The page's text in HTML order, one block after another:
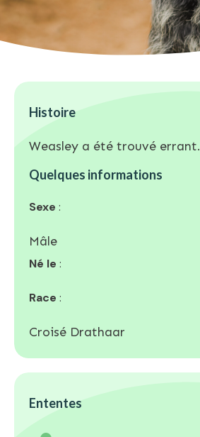
Histoire
Weasley a été trouvé errant.
Quelques informations
Sexe :
Mâle
Né le :
Race :
Croisé Drathaar
Ententes